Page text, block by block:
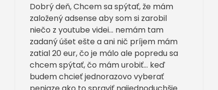
Dobrý deň, Chcem sa spýtať, že mám
založený adsense aby som si zarobil
niečo z youtube videi… nemám tam
zadaný úšet ešte a ani nič príjem mám
zatial 20 eur, čo je málo ale popredu sa
chcem spýtať, čo mám urobiť… keď
budem chcieť jednorazovo vyberať